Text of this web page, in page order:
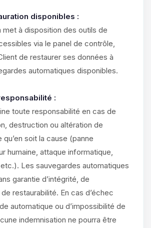
disponibles :
met à disposition des outils de
via le panel de contrôle,
de restaurer ses données à
automatiques disponibles.
:
toute responsabilité en cas de
destruction ou altération de
soit la cause (panne
humaine, attaque informatique,
Les sauvegardes automatiques
garantie d’intégrité, de
restaurabilité. En cas d’échec
automatique ou d’impossibilité de
indemnisation ne pourra être